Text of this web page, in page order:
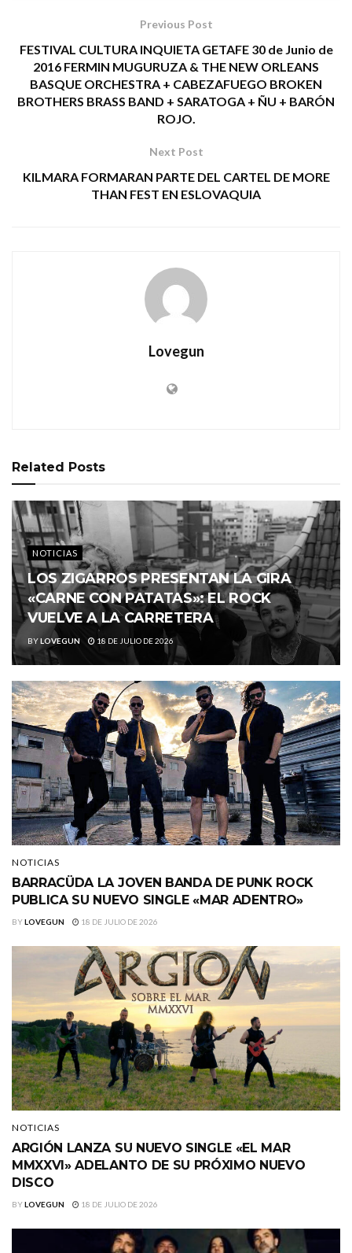
Previous Post
FESTIVAL CULTURA INQUIETA GETAFE 30 de Junio de
2016 FERMIN MUGURUZA & THE NEW ORLEANS
BASQUE ORCHESTRA + CABEZAFUEGO BROKEN
BROTHERS BRASS BAND + SARATOGA + ÑU + BARÓN
ROJO.
Next Post
KILMARA FORMARAN PARTE DEL CARTEL DE MORE
THAN FEST EN ESLOVAQUIA
Lovegun
Related Posts
NOTICIAS
LOS ZIGARROS PRESENTAN LA GIRA
«CARNE CON PATATAS»: EL ROCK
VUELVE A LA CARRETERA
BYLOVEGUN 18 DE JULIO DE 2026
NOTICIAS
BARRACÜDA LA JOVEN BANDA DE PUNK ROCK
PUBLICA SU NUEVO SINGLE «MAR ADENTRO»
BYLOVEGUN 18 DE JULIO DE 2026
NOTICIAS
ARGIÓN LANZA SU NUEVO SINGLE «EL MAR
MMXXVI» ADELANTO DE SU PRÓXIMO NUEVO
DISCO
BYLOVEGUN 18 DE JULIO DE 2026